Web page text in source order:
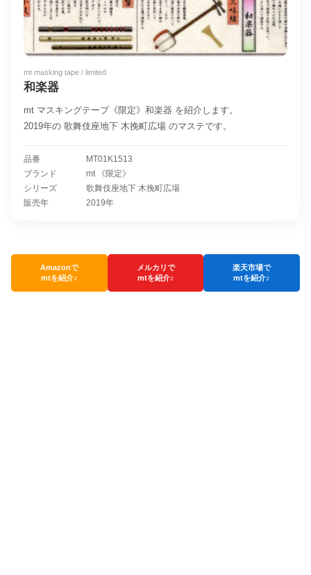
mt masking tape / limited
和楽器
mt マスキングテープ《限定》和楽器 を紹介します。
2019年の 歌舞伎座地下 木挽町広場 のマステです。
品番
MT01K1513
ブランド
mt 《限定》
シリーズ
歌舞伎座地下 木挽町広場
販売年
2019年
Amazonで
mtを紹介♪
メルカリで
mtを紹介♪
楽天市場で
mtを紹介♪